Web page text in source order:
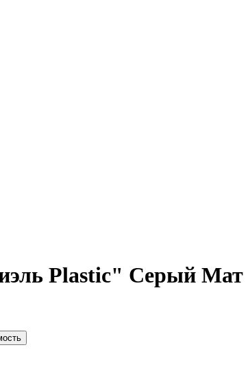
Plastic" Серый Мат